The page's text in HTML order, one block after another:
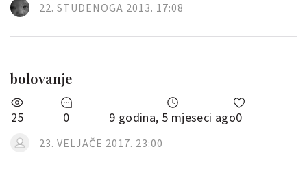
22. STUDENOGA 2013. 17:08
bolovanje
25 0 9 godina, 5 mjeseci ago0
23. VELJAČE 2017. 23:00